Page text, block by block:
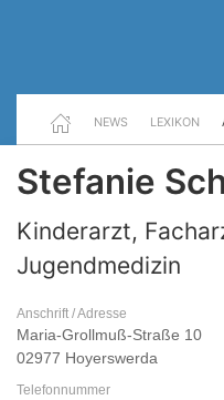
NEWS LEXIKON
Stefanie
Kinderarzt,
Jugendmedizin
Anschrift / Adresse
Maria-Grollmuß-Straße 10
02977 Hoyerswerda
Telefonnummer